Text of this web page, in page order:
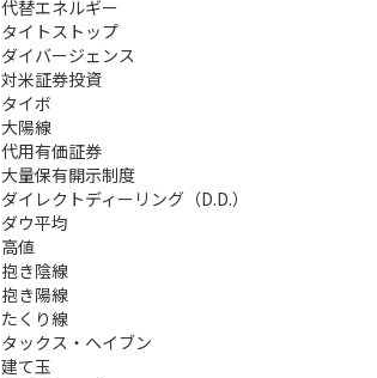
代替エネルギー
タイトストップ
ダイバージェンス
対米証券投資
タイボ
大陽線
代用有価証券
大量保有開示制度
ダイレクトディーリング（D.D.）
ダウ平均
高値
抱き陰線
抱き陽線
たくり線
タックス・ヘイブン
建て玉